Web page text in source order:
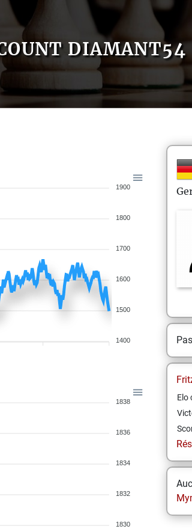
DIAMANT54
1900
1800
1700
1600
1500
1400
1838
1836
1834
1832
1830
Elo